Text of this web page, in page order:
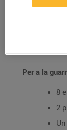
03/de maig/
Per a la
8
2